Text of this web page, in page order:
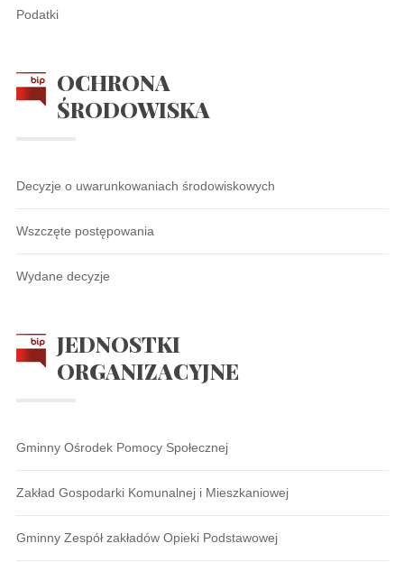
Podatki
OCHRONA
ŚRODOWISKA
Decyzje o uwarunkowaniach środowiskowych
Wszczęte postępowania
Wydane decyzje
JEDNOSTKI
ORGANIZACYJNE
Gminny Ośrodek Pomocy Społecznej
Zakład Gospodarki Komunalnej i Mieszkaniowej
Gminny Zespół zakładów Opieki Podstawowej